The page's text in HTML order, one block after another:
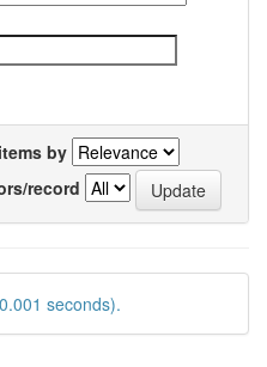
by
record
seconds).